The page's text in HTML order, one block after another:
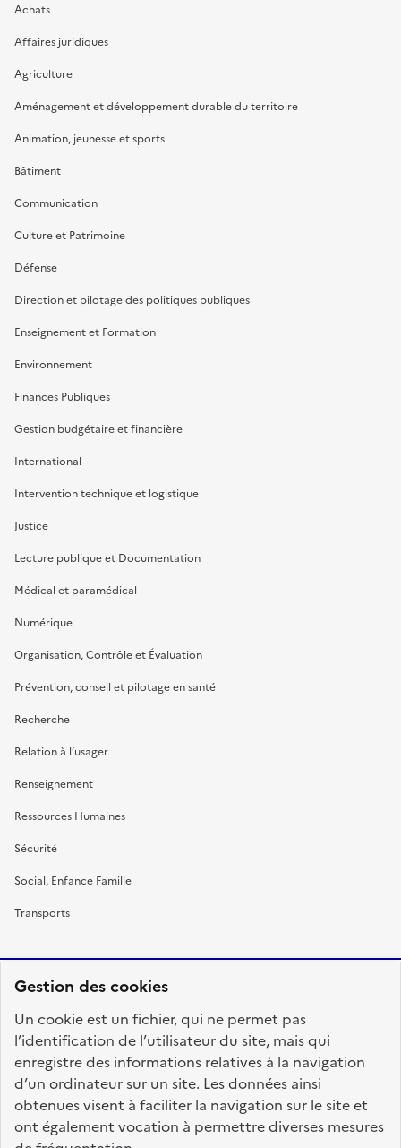
Gestion des cookies
Un cookie est un fichier, qui ne permet pas
l’identification de l’utilisateur du site, mais qui
enregistre des informations relatives à la navigation
d’un ordinateur sur un site. Les données ainsi
obtenues visent à faciliter la navigation sur le site et
ont également vocation à permettre diverses mesures
Achats
Affaires juridiques
Agriculture
Aménagement et développement durable du territoire
Animation, jeunesse et sports
Bâtiment
Communication
Culture et Patrimoine
Défense
Direction et pilotage des politiques publiques
Enseignement et Formation
Environnement
Finances Publiques
Gestion budgétaire et financière
International
Intervention technique et logistique
Justice
Lecture publique et Documentation
Médical et paramédical
Numérique
Organisation, Contrôle et Évaluation
Prévention, conseil et pilotage en santé
Recherche
Relation à l’usager
Renseignement
Ressources Humaines
Sécurité
Social, Enfance Famille
Transports
FRANÇAISE
fonction-publique.gouv.fr
legifrance.gouv.fr